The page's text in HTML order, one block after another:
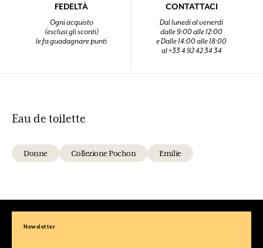
FEDELTÀ
Ogni acquisto
(esclusi gli sconti)
le fa guadagnare punti
CONTATTACI
Dal lunedi al venerdi
dalle 9:00 alle 12:00
e Dalle 14:00 alle 18:00
al +33 4 92 42 34 34
Eau de toilette
Donne Collezione Pochon Emilie
Newsletter